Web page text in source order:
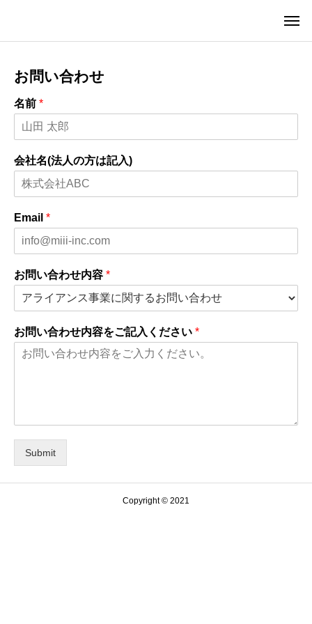
お問い合わせ
名前 *
会社名(法人の方は記入)
Email *
お問い合わせ内容 *
お問い合わせ内容をご記入ください *
Submit
Copyright © 2021